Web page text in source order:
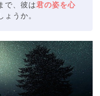
で、彼は君の姿を心
ょうか。